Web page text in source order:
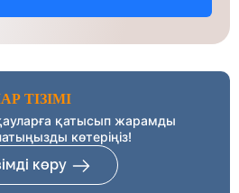
ТІЗІМІ
қатысып жарамды
көтеріңіз!
көру